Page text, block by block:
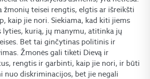
žmonių teisei rengtis, elgtis ar išreikšti
kaip jie nori. Siekiama, kad kiti jiems
lyties, kurią, jų manymu, atitinka jų
Bet tai ginčytinas politinis ir
Žmonės gali tikėti Dievą ir
rengtis ir garbinti, kaip jie nori, ir būti
nuo diskriminacijos, bet jie negali